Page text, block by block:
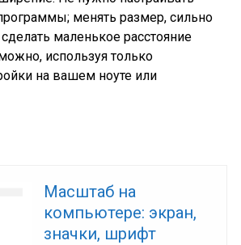
менять размер, сильно
маленькое расстояние
используя только
на вашем ноуте или
Масштаб на
компьютере: экран,
значки, шрифт